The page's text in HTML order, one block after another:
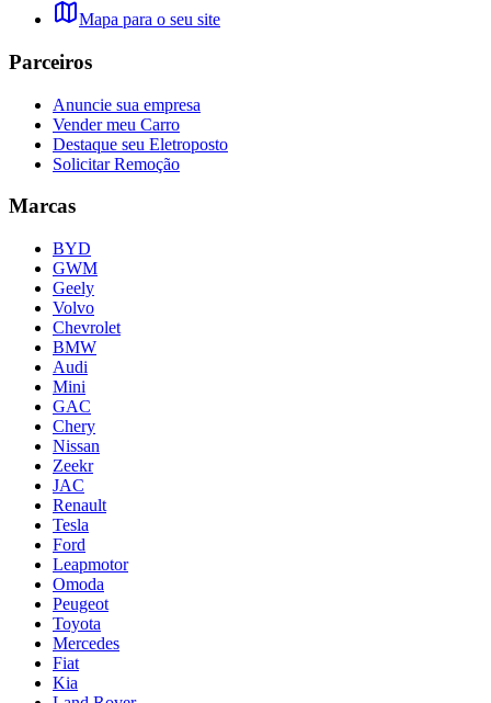
Mapa para o seu site
Parceiros
Anuncie sua empresa
Vender meu Carro
Destaque seu Eletroposto
Solicitar Remoção
Marcas
BYD
GWM
Geely
Volvo
Chevrolet
BMW
Audi
Mini
GAC
Chery
Nissan
Zeekr
JAC
Renault
Tesla
Ford
Leapmotor
Omoda
Peugeot
Toyota
Mercedes
Fiat
Kia